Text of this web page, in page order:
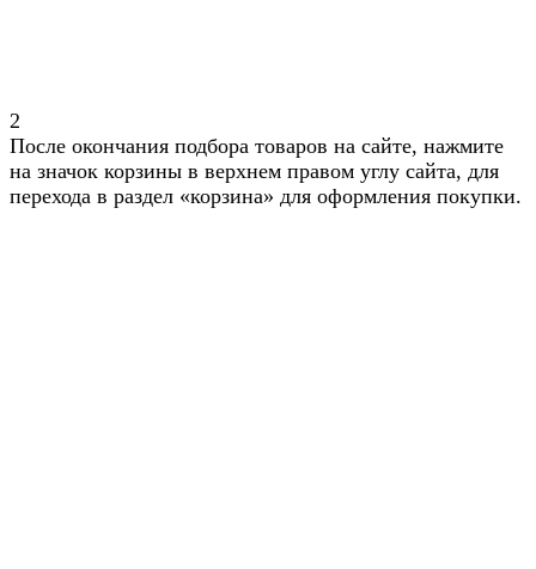
2
После окончания подбора товаров на сайте, нажмите
на значок корзины в верхнем правом углу сайта, для
перехода в раздел «корзина» для оформления покупки.